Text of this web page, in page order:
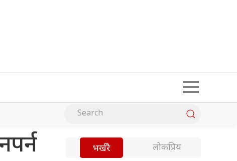
भर्खरै लोकप्रिय